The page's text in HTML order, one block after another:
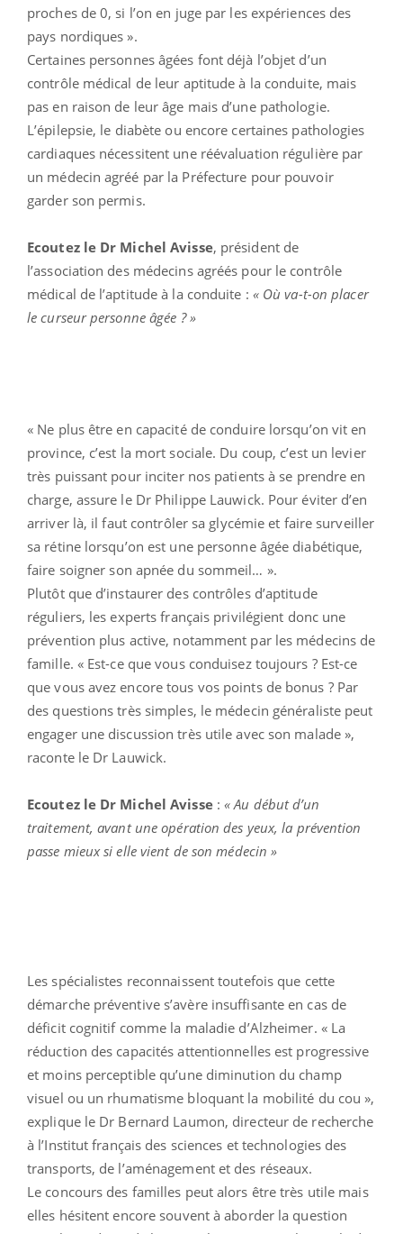
proches de 0, si l’on en juge par les expériences des
pays nordiques ».
Certaines personnes âgées font déjà l’objet d’un
contrôle médical de leur aptitude à la conduite, mais
pas en raison de leur âge mais d’une pathologie.
L’épilepsie, le diabète ou encore certaines pathologies
cardiaques nécessitent une réévaluation régulière par
un médecin agréé par la Préfecture pour pouvoir
garder son permis.
Ecoutez le Dr Michel Avisse, président de
l’association des médecins agréés pour le contrôle
médical de l’aptitude à la conduite : « Où va-t-on placer
le curseur personne âgée ? »
« Ne plus être en capacité de conduire lorsqu’on vit en
province, c’est la mort sociale. Du coup, c’est un levier
très puissant pour inciter nos patients à se prendre en
charge, assure le Dr Philippe Lauwick. Pour éviter d’en
arriver là, il faut contrôler sa glycémie et faire surveiller
sa rétine lorsqu’on est une personne âgée diabétique,
faire soigner son apnée du sommeil… ».
Plutôt que d’instaurer des contrôles d’aptitude
réguliers, les experts français privilégient donc une
prévention plus active, notamment par les médecins de
famille. « Est-ce que vous conduisez toujours ? Est-ce
que vous avez encore tous vos points de bonus ? Par
des questions très simples, le médecin généraliste peut
engager une discussion très utile avec son malade »,
raconte le Dr Lauwick.
Ecoutez le Dr Michel Avisse:« Au début d’un
traitement, avant une opération des yeux, la prévention
passe mieux si elle vient de son médecin »
Les spécialistes reconnaissent toutefois que cette
démarche préventive s’avère insuffisante en cas de
déficit cognitif comme la maladie d’Alzheimer. « La
réduction des capacités attentionnelles est progressive
et moins perceptible qu’une diminution du champ
visuel ou un rhumatisme bloquant la mobilité du cou »,
explique le Dr Bernard Laumon, directeur de recherche
à l’Institut français des sciences et technologies des
transports, de l’aménagement et des réseaux.
Le concours des familles peut alors être très utile mais
elles hésitent encore souvent à aborder la question